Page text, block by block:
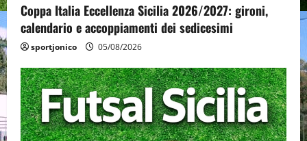
Coppa Italia Eccellenza Sicilia 2026/2027: gironi,
calendario e accoppiamenti dei sedicesimi
sportjonico 05/08/2026